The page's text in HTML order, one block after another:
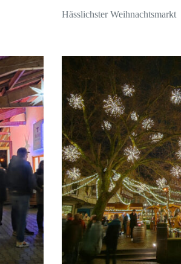
Hässlichster Weihnachtsmarkt